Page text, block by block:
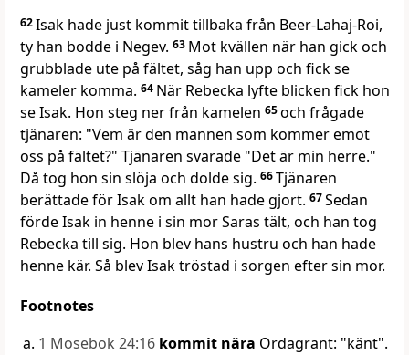
62Isak hade just kommit tillbaka från Beer-Lahaj-Roi,
ty han bodde i Negev. 63 Mot kvällen när han gick och
grubblade ute på fältet, såg han upp och fick se
kameler komma. 64 När Rebecka lyfte blicken fick hon
se Isak. Hon steg ner från kamelen 65och frågade
tjänaren: "Vem är den mannen som kommer emot
oss på fältet?" Tjänaren svarade "Det är min herre."
Då tog hon sin slöja och dolde sig. 66Tjänaren
berättade för Isak om allt han hade gjort. 67Sedan
förde Isak in henne i sin mor Saras tält, och han tog
Rebecka till sig. Hon blev hans hustru och han hade
henne kär. Så blev Isak tröstad i sorgen efter sin mor.
Footnotes
1 Mosebok 24:16 kommit nära Ordagrant: "känt".